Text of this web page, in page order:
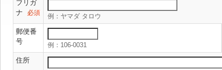
フリガ
ナ
必須 例：ヤマダ タロウ
郵便番
号
例：106-0031
住所